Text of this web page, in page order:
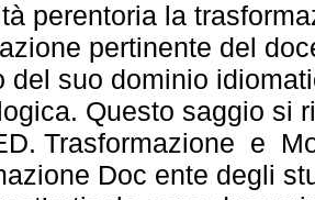
perentoria la
pertinente del
del suo dominio
Questo saggio si
Trasformazione e
Doc ente degli